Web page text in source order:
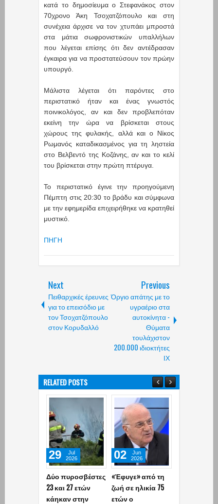
κατά το δημοσίευμα ο Στεφανάκος στον
70χρονο Άκη Τσοχατζόπουλο και στη
συνέχεια άρχισε να τον χτυπάει μπροστά
στα μάτια σωφρονιστικών υπαλλήλων
που λέγεται επίσης ότι δεν αντέδρασαν
έγκαιρα για να προστατεύσουν τον πρώην
υπουργό.
Μάλιστα λέγεται ότι παρόντες στο
περιστατικό ήταν και ένας γνωστός
ποινικολόγος, αν και δεν προβλεπόταν
εκείνη την ώρα να βρίσκεται στους
χώρους της φυλακής, αλλά και ο Νίκος
Ρωμανός καταδικασμένος για τη ληστεία
στο Βελβεντό της Κοζάνης, αν και το κελί
του βρίσκεται στην πρώτη πτέρυγα.
Το περιστατικό έγινε την προηγούμενη
Πέμπτη στις 20:30 το βράδυ και σύμφωνα
με την εφημερίδα επιχειρήθηκε να κρατηθεί
μυστικό.
ΠΗΓΗ
Next
Πειθαρχικές έρευνες
για το επεισόδιο με
τον Τσοχατζόπουλο
στον Κορυδαλλό
Previous
Όργιο απάτης με το
υγραέριο στα
αυτοκίνητα -
Θύματα
τουλάχιστον
200.000 ιδιοκτήτες
ΙΧ
RELATED POSTS
Δύο πυροσβέστες
23 και 27 ετών
κάηκαν στην
29
Jul
2026
«Έφυγε» από τη
ζωή σε ηλικία 75
ετών ο
02
Jun
2026